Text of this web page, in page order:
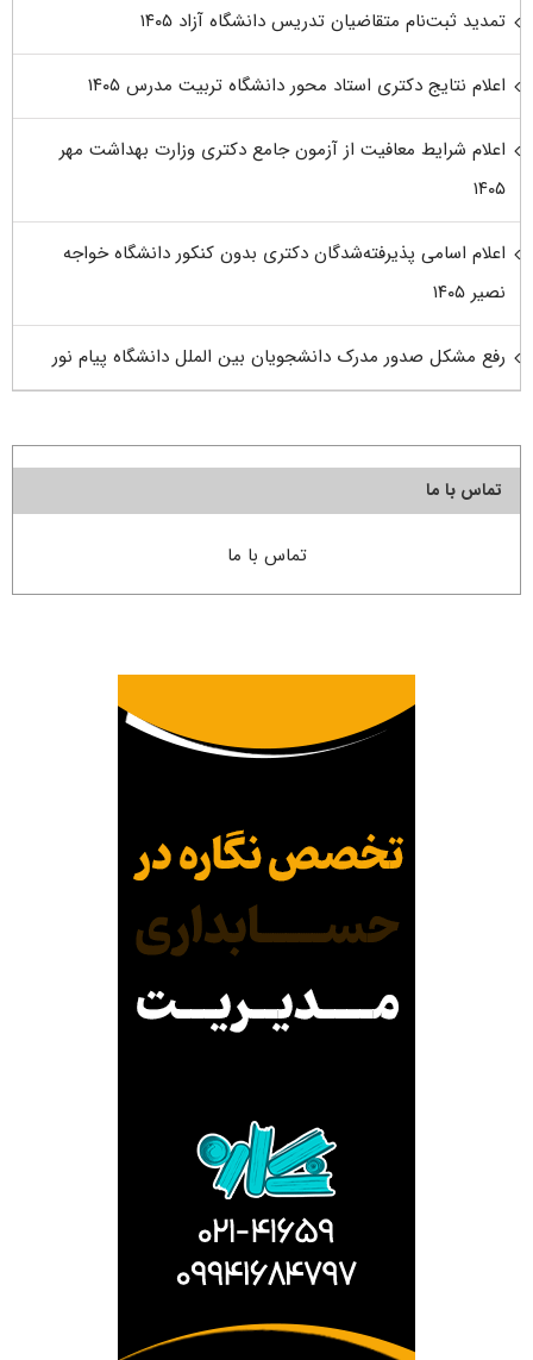
تمدید ثبت‌نام متقاضیان تدریس دانشگاه آزاد ۱۴۰۵
اعلام نتایج دکتری استاد محور دانشگاه تربیت مدرس ۱۴۰۵
اعلام شرایط معافیت از آزمون جامع دکتری وزارت بهداشت مهر
۱۴۰۵
اعلام اسامی پذیرفته‌شدگان دکتری بدون کنکور دانشگاه خواجه
نصیر ۱۴۰۵
رفع مشکل صدور مدرک دانشجویان بین الملل دانشگاه پیام نور
تماس با ما
تماس با ما